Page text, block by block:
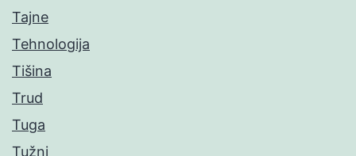
Tajne
Tehnologija
Tišina
Trud
Tuga
Tužni